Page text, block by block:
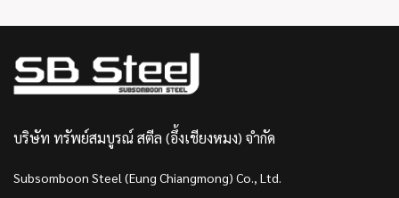
บริษัท ทรัพย์สมบูรณ์ สตีล (อึ้งเชียงหมง) จำกัด
Subsomboon Steel (Eung Chiangmong) Co., Ltd.